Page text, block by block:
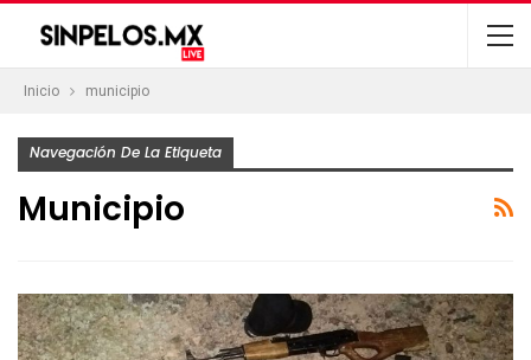
Inicio municipio
Navegación De La Etiqueta
Municipio